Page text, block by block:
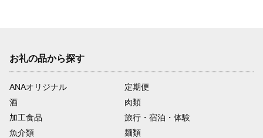
お礼の品から探す
ANAオリジナル
定期便
酒
肉類
加工食品
旅行・宿泊・体験
魚介類
麺類